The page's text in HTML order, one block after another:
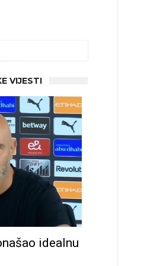
VIJESTI
idealnu